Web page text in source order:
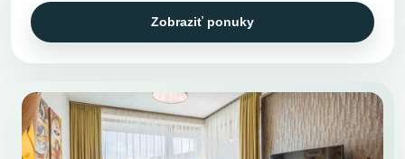
Zobraziť ponuky